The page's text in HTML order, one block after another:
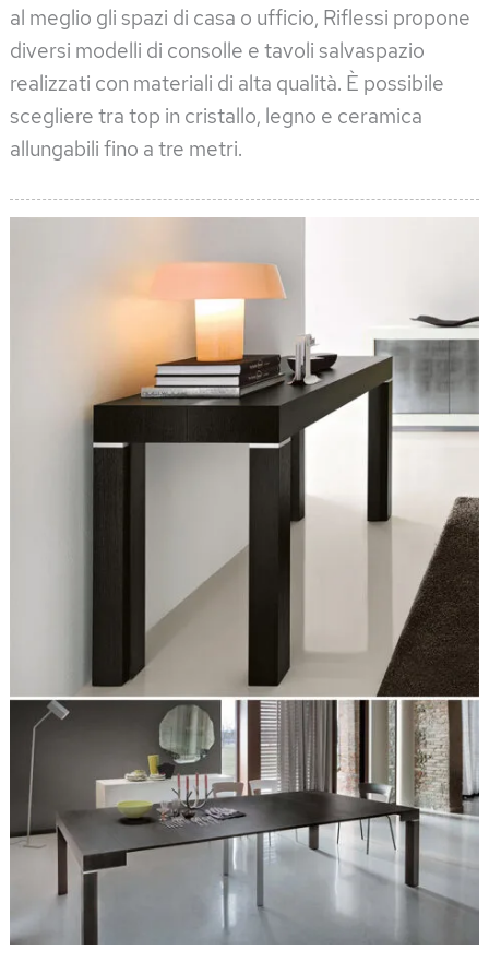
al meglio gli spazi di casa o ufficio, Riflessi propone
diversi modelli di consolle e tavoli salvaspazio
realizzati con materiali di alta qualità. È possibile
scegliere tra top in cristallo, legno e ceramica
allungabili fino a tre metri.